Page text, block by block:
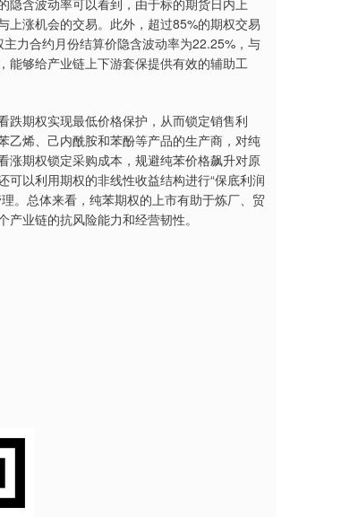
含波动率可以看到，由于标的期货日内上
上涨机会的交易。此外，超过85%的期权交易
力合约月份结算价隐含波动率为22.25%，与
能够给产业链上下游套保提供有效的辅助工
期权实现最低价格保护，从而锁定销售利
乙烯、己内酰胺和苯酚等产品的生产商，对纯
涨期权锁定采购成本，规避纯苯价格飙升对原
以利用期权的非线性收益结构进行“保底利润
。总体来看，纯苯期权的上市有助于炼厂、贸
业链的抗风险能力和经营韧性。